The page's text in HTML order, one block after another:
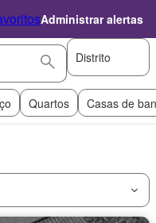
Administrar alertas
Distrito
Quartos Casas de